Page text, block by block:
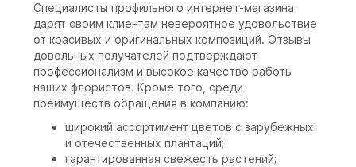
Специалисты профильного интернет-магазина
дарят своим клиентам невероятное удовольствие
от красивых и оригинальных композиций. Отзывы
довольных получателей подтверждают
профессионализм и высокое качество работы
наших флористов. Кроме того, среди
преимуществ обращения в компанию:
широкий ассортимент цветов с зарубежных
и отечественных плантаций;
гарантированная свежесть растений;